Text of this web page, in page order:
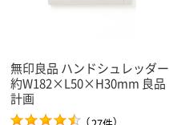
無印良品 ハンドシュレッダー
約W182×L50×H30mm 良品
計画
（ ）